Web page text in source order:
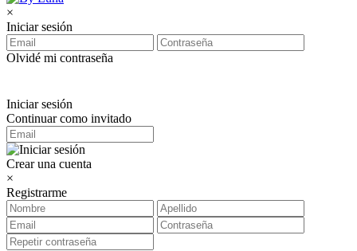
×
Iniciar sesión
Olvidé mi contraseña
Iniciar sesión
Continuar como invitado
Crear una cuenta
×
Registrarme